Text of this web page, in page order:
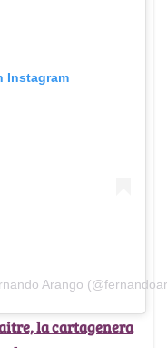
Instagram
Arango
la cartagenera